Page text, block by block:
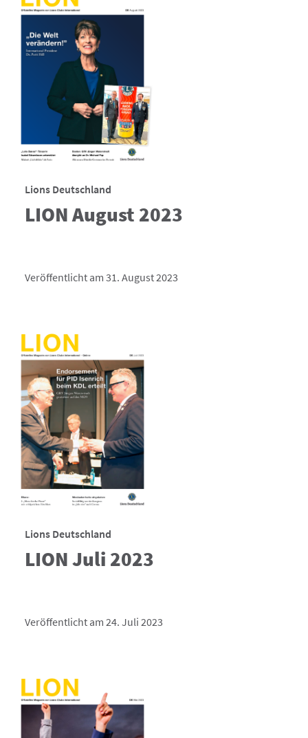
Lions Deutschland
LION August 2023
Veröffentlicht am 31. August 2023
Lions Deutschland
LION Juli 2023
Veröffentlicht am 24. Juli 2023